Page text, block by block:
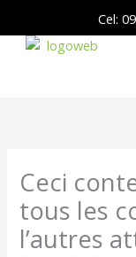
contenido
Cel:
Ceci
tous les
l’autres